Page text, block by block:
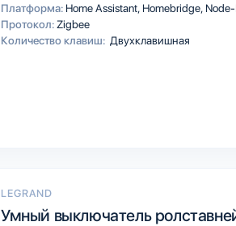
Платформа: Home Assistant Homebridge
Протокол: Zigbee
Количество клавиш: Двухклавишная
LEGRAND
Умный выключатель